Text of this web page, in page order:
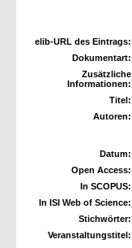
elib-URL des Eintrags:
Dokumentart:
Zusätzliche
Informationen:
Titel:
Autoren:
Datum:
Open Access:
In SCOPUS:
In ISI Web of Science:
Stichwörter:
Veranstaltungstitel: